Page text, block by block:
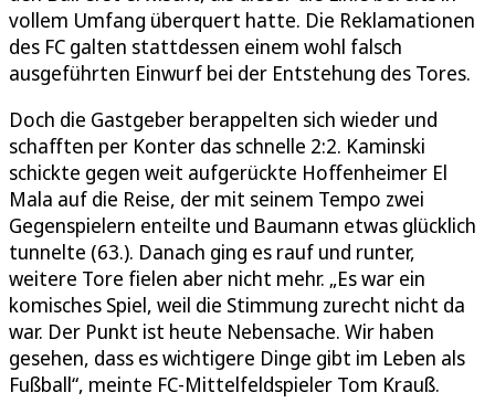
vollem Umfang überquert hatte. Die Reklamationen
des FC galten stattdessen einem wohl falsch
ausgeführten Einwurf bei der Entstehung des Tores.
Doch die Gastgeber berappelten sich wieder und
schafften per Konter das schnelle 2:2. Kaminski
schickte gegen weit aufgerückte Hoffenheimer El
Mala auf die Reise, der mit seinem Tempo zwei
Gegenspielern enteilte und Baumann etwas glücklich
tunnelte (63.). Danach ging es rauf und runter,
weitere Tore fielen aber nicht mehr. „Es war ein
komisches Spiel, weil die Stimmung zurecht nicht da
war. Der Punkt ist heute Nebensache. Wir haben
gesehen, dass es wichtigere Dinge gibt im Leben als
Fußball“, meinte FC-Mittelfeldspieler Tom Krauß.